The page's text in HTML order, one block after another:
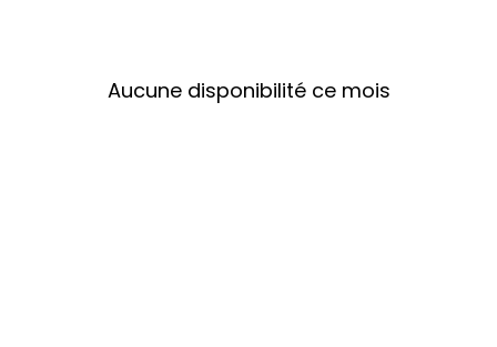
Aucune disponibilité ce mois